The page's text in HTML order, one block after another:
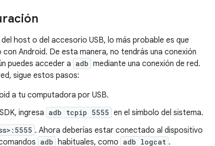
host o del accesorio USB, lo más probable es que
Android. De esta manera, no tendrás una conexión
puedes acceder a adb mediante una conexión de red.
sigue estos pasos:
a tu computadora por USB.
ingresa adb tcpip 5555 en el símbolo del sistema.
. Ahora deberías estar conectado al dispositivo
adb habituales, como adb logcat .